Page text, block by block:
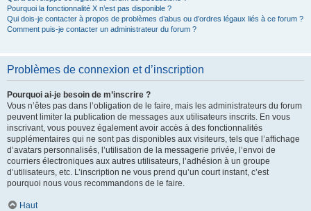
Pourquoi la fonctionnalité X n’est pas disponible ?
Qui dois-je contacter à propos de problèmes d’abus ou d’ordres légaux liés à ce forum ?
Comment puis-je contacter un administrateur du forum ?
Problèmes de connexion et d’inscription
Pourquoi ai-je besoin de m’inscrire ?
Vous n’êtes pas dans l’obligation de le faire, mais les administrateurs du forum
peuvent limiter la publication de messages aux utilisateurs inscrits. En vous
inscrivant, vous pouvez également avoir accès à des fonctionnalités
supplémentaires qui ne sont pas disponibles aux visiteurs, tels que l’affichage
d’avatars personnalisés, l’utilisation de la messagerie privée, l’envoi de
courriers électroniques aux autres utilisateurs, l’adhésion à un groupe
d’utilisateurs, etc. L’inscription ne vous prend qu’un court instant, c’est
pourquoi nous vous recommandons de le faire.
Haut